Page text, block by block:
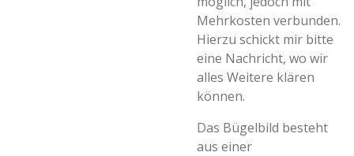
Mehrkosten verbunden.
Hierzu schickt mir bitte
eine Nachricht, wo wir
alles Weitere klären
können.
Das Bügelbild besteht
aus einer